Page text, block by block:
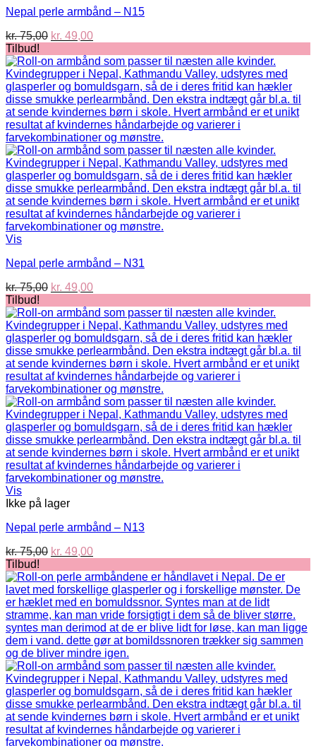
Nepal perle armbånd – N15
kr.75,00 Den
pris
var:
kr. 75,00.
kr. 49,00Den
pris
er:
kr. 49,00.
Tilbud!
Vis
Nepal perle armbånd – N31
kr.75,00 Den
pris
var:
kr. 75,00.
kr. 49,00Den
pris
er:
kr. 49,00.
Tilbud!
Vis
Ikke på lager
Nepal perle armbånd – N13
kr.75,00 Den
pris
var:
kr. 75,00.
kr. 49,00Den
pris
er:
kr. 49,00.
Tilbud!